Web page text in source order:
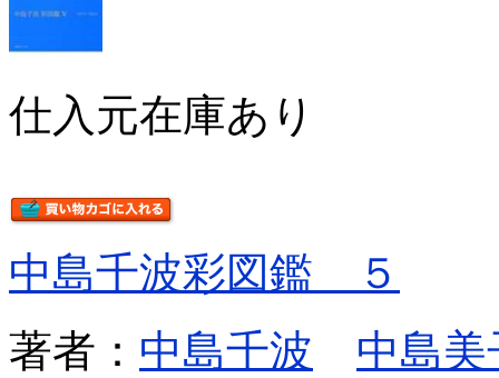
仕入元在庫あり
中島千波彩図鑑 ５
著者： 中島千波
中島美